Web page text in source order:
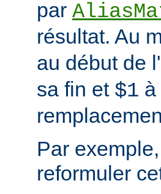
par
résultat. Au
au début de
sa fin et $1 à
Par
reformuler